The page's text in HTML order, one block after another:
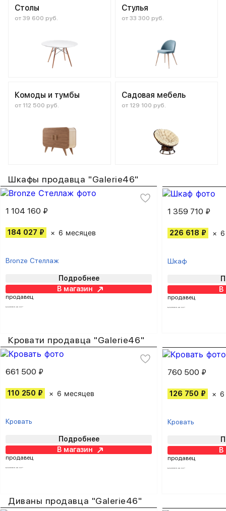
Столы
от 39 600 руб.
Стулья
от 33 300 руб.
Комоды и тумбы
от 112 500 руб.
Садовая мебель
от 129 100 руб.
Шкафы продавца "Galerie46"
1 104 160 ₽
184 027 ₽ 6 месяцев
Bronze Стеллаж
Подробнее
В магазин
продавец
1 359 710 ₽
226 618 ₽
Шкаф
В
продавец
Кровати продавца "Galerie46"
661 500 ₽
110 250 ₽ 6 месяцев
Кровать
Подробнее
В магазин
продавец
760 500 ₽
126 750 ₽
Кровать
В
продавец
Диваны продавца "Galerie46"